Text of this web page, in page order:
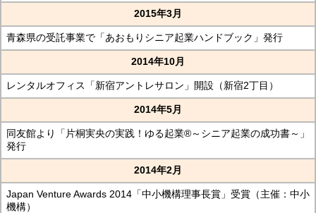
2015年3月
青森県の受託事業で「あおもりシニア起業ハンドブック」発行
2014年10月
レンタルオフィス「新宿アントレサロン」開設（新宿2丁目）
2014年5月
同友館より「片桐実央の実践！ゆる起業®～シニア起業の成功書～」
発行
2014年2月
Japan Venture Awards 2014「中小機構理事長賞」受賞（主催：中小
機構）